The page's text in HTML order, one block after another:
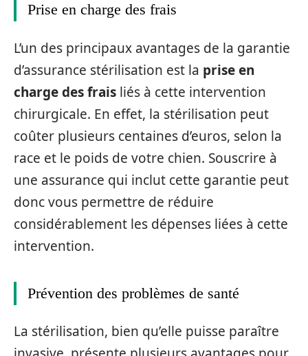
Prise en charge des frais
L’un des principaux avantages de la garantie
d’assurance stérilisation est la prise en
charge des frais liés à cette intervention
chirurgicale. En effet, la stérilisation peut
coûter plusieurs centaines d’euros, selon la
race et le poids de votre chien. Souscrire à
une assurance qui inclut cette garantie peut
donc vous permettre de réduire
considérablement les dépenses liées à cette
intervention.
Prévention des problèmes de santé
La stérilisation, bien qu’elle puisse paraître